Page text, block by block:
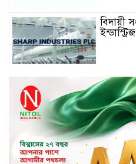
বিদায়ী
ইন্ডাস্ট্রিজ
কেন্দ্র,
মুসলিম